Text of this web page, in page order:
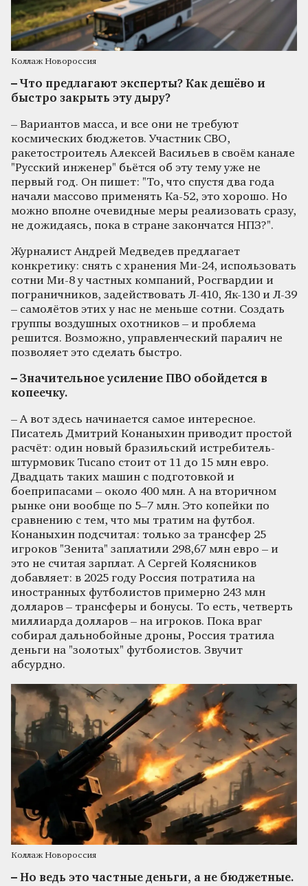
Коллаж Новороссия
– Что предлагают эксперты? Как дешёво и
быстро закрыть эту дыру?
– Вариантов масса, и все они не требуют
космических бюджетов. Участник СВО,
ракетостроитель Алексей Васильев в своём канале
"Русский инженер" бьётся об эту тему уже не
первый год. Он пишет: "То, что спустя два года
начали массово применять Ка-52, это хорошо. Но
можно вполне очевидные меры реализовать сразу,
не дожидаясь, пока в стране закончатся НПЗ?".
Журналист Андрей Медведев предлагает
конкретику: снять с хранения Ми-24, использовать
сотни Ми-8 у частных компаний, Росгвардии и
пограничников, задействовать Л-410, Як-130 и Л-39
– самолётов этих у нас не меньше сотни. Создать
группы воздушных охотников – и проблема
решится. Возможно, управленческий паралич не
позволяет это сделать быстро.
– Значительное усиление ПВО обойдется в
копеечку.
– А вот здесь начинается самое интересное.
Писатель Дмитрий Конаныхин приводит простой
расчёт: один новый бразильский истребитель-
штурмовик Tucano стоит от 11 до 15 млн евро.
Двадцать таких машин с подготовкой и
боеприпасами – около 400 млн. А на вторичном
рынке они вообще по 5–7 млн. Это копейки по
сравнению с тем, что мы тратим на футбол.
Конаныхин подсчитал: только за трансфер 25
игроков "Зенита" заплатили 298,67 млн евро – и
это не считая зарплат. А Сергей Колясников
добавляет: в 2025 году Россия потратила на
иностранных футболистов примерно 243 млн
долларов – трансферы и бонусы. То есть, четверть
миллиарда долларов – на игроков. Пока враг
собирал дальнобойные дроны, Россия тратила
деньги на "золотых" футболистов. Звучит
абсурдно.
Коллаж Новороссия
– Но ведь это частные деньги, а не бюджетные.